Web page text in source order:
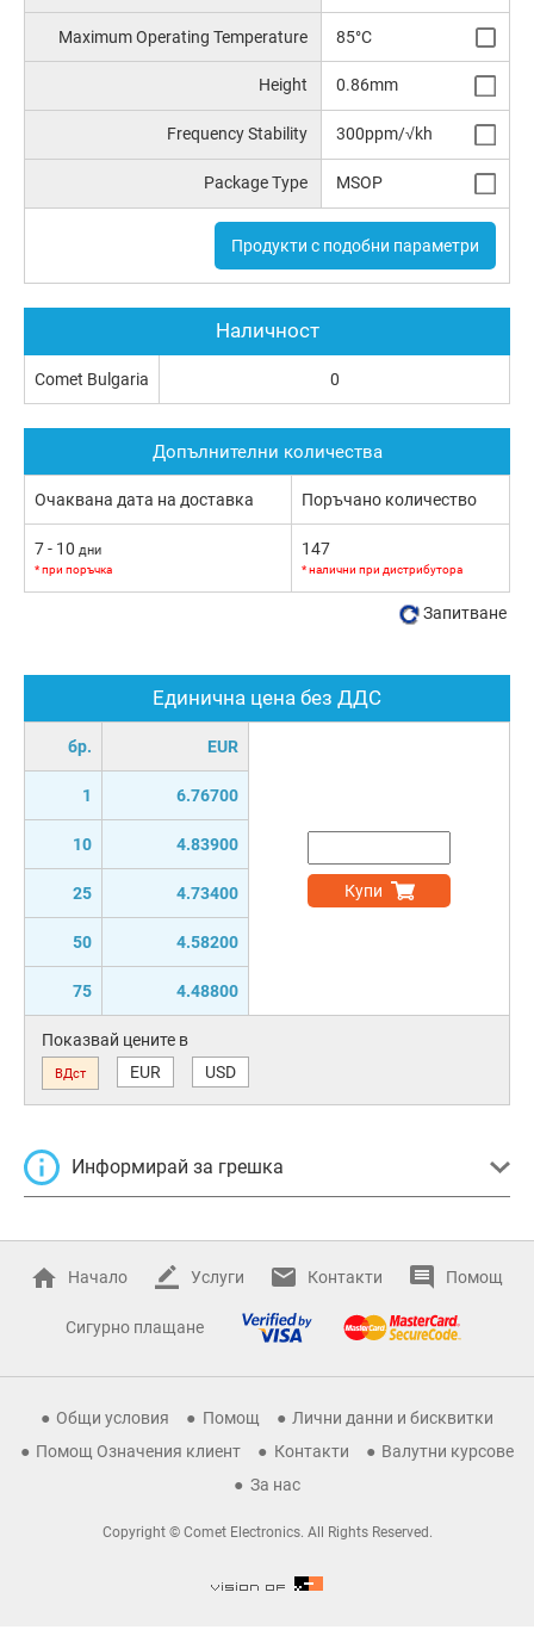
Maximum Operating Temperature 85°C
Height 0.86mm
Frequency Stability 300ppm/√kh
Package Type MSOP
Продукти с подобни параметри
Единична цена без ДДС
бр. EUR
1 6.76700
10 4.83900
25 4.73400
50 4.58200
75 4.48800
Купи
Показвай цените в
ВДст EUR USD
Информирай за грешка
Наличност
Comet Bulgaria 0
Допълнителни количества
Очаквана дата на доставка Поръчано количество
7 - 10 дни
* при поръчка
147
* налични при дистрибутора
Запитване
Начало Услуги Контакти Помощ
Сигурно плащане
Общи условия Помощ
Лични данни и бисквитки
Помощ Означения клиент
Контакти
Валутни курсове
За нас
Copyright © Comet Electronics. All Rights Reserved.